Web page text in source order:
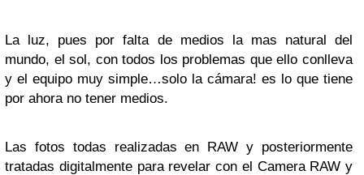
La luz, pues por falta de medios la mas natural del
mundo, el sol, con todos los problemas que ello conlleva
y el equipo muy simple…solo la cámara! es lo que tiene
por ahora no tener medios.
Las fotos todas realizadas en RAW y posteriormente
tratadas digitalmente para revelar con el Camera RAW y